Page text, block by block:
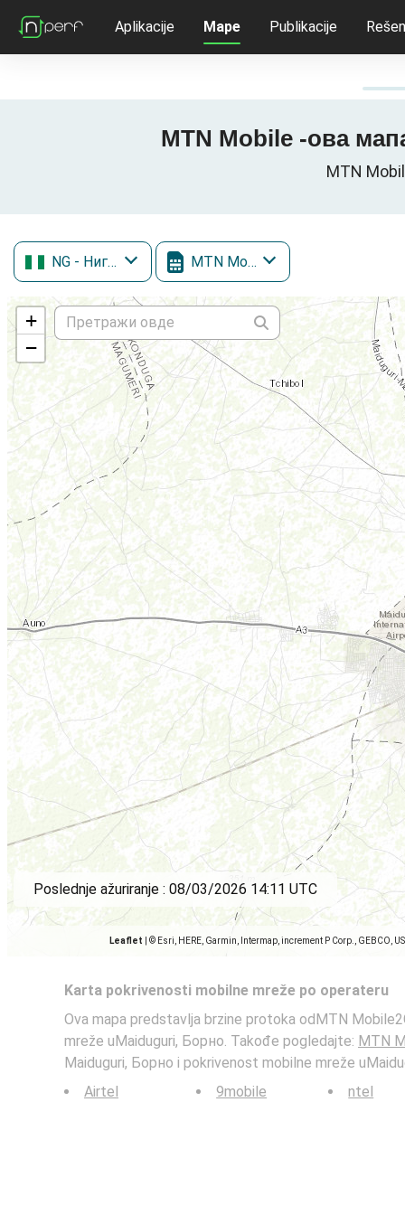
Aplikacije Mape Publikacije
MTN Mobile -ова
MTN
NG - Нигерија MTN Mobile
+
−
Leaflet © Esri, HERE, Garmin, Intermap, increment P Corp., GEBCO,
Poslednje ažuriranje : 08/03/2026 14:11 UTC
Karta pokrivenosti mobilne mreže po operateru
Ova mapa predstavlja brzine protoka odMTN
mreže uMaiduguri, Борно. Takođe pogledajte: MTN
Maiduguri, Борно i pokrivenost mobilne mreže
Airtel
9mobile ntel